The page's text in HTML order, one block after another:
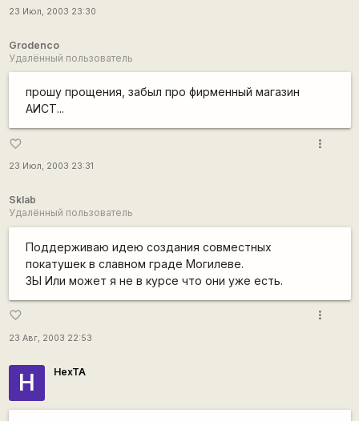
23 Июл, 2003 23:30
Grodenco
Удалённый пользователь
прошу прощения, забыл про фирменный магазин
АИСТ...
favorite_border
23 Июл, 2003 23:31
more_vert
Sklab
Удалённый пользователь
Поддерживаю идею создания совместных
покатушек в славном граде Могилеве.
ЗЫ Или может я не в курсе что они уже есть.
favorite_border
23 Авг, 2003 22:53
more_vert
H HexTA